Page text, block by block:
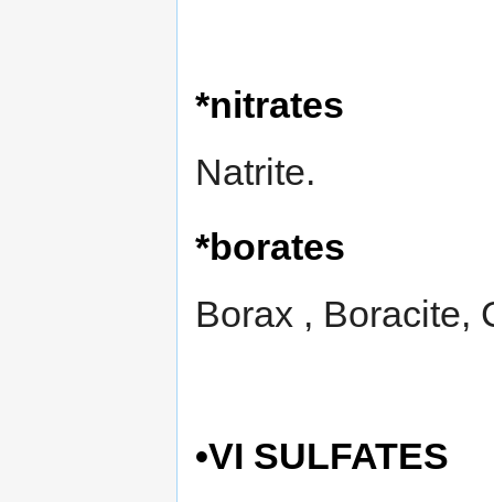
*nitrates
Natrite.
*borates
Borax , Boracite,
•VI SULFATES